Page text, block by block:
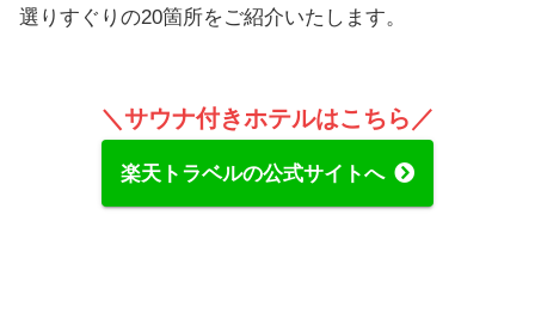
選りすぐりの20箇所をご紹介いたします。
＼サウナ付きホテルはこちら／
楽天トラベルの公式サイトへ